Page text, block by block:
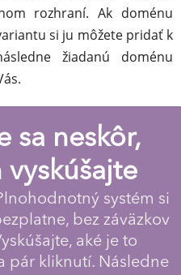
rozhraní. Ak doménu
si ju môžete pridať k
žiadanú doménu
sa neskôr,
systém si
bez záväzkov
aké je to
pár kliknutí. Následne